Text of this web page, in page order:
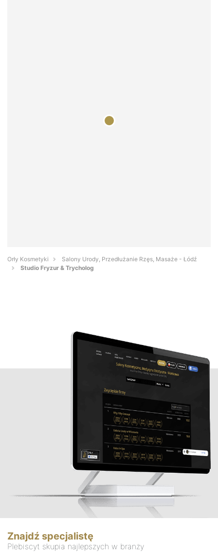
Orły Kosmetyki
Salony Urody, Przedłużanie Rzęs, Masaże - Łódź
Studio Fryzur & Trycholog
Znajdź specjalistę
Plebiscyt skupia najlepszych w branży